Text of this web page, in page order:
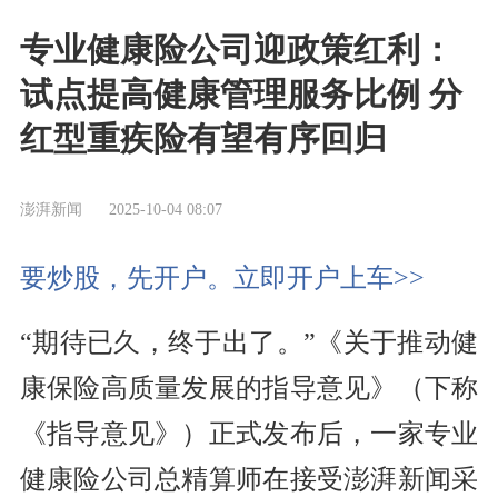
专业健康险公司迎政策红利：
试点提高健康管理服务比例 分
红型重疾险有望有序回归
澎湃新闻 2025-10-04 08:07
要炒股，先开户。立即开户上车>>
“期待已久，终于出了。”《关于推动健
康保险高质量发展的指导意见》（下称
《指导意见》）正式发布后，一家专业
健康险公司总精算师在接受澎湃新闻采